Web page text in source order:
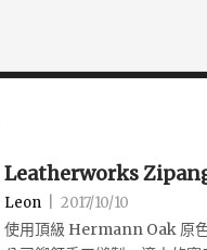
Leatherworks
Leon 2017/10/10
使用頂級 Hermann Oak 原